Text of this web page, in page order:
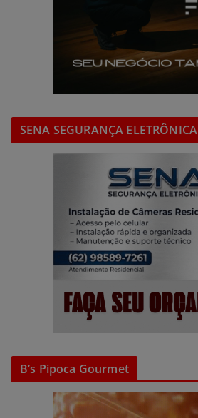
SENA SEGURANÇA ELETRÔNICA
B’s Pipoca Gourmet